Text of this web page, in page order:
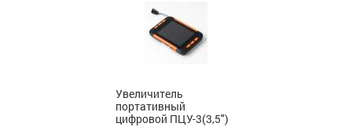
Увеличитель
портативный
цифровой ПЦУ-3(3,5")